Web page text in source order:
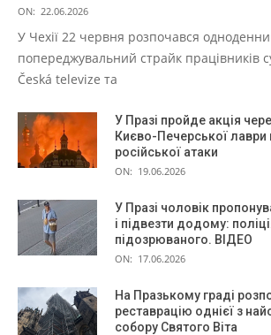
ON: 22.06.2026
У Чехії 22 червня розпочався
попереджувальний страйк працівників
Česká televize та
У Празі пройде акція
Києво-Печерської лаври
російської атаки
ON: 19.06.2026
У Празі чоловік
і підвезти додому:
підозрюваного. ВІДЕО
ON: 17.06.2026
На Празькому граді
реставрацію однієї з
собору Святого Віта